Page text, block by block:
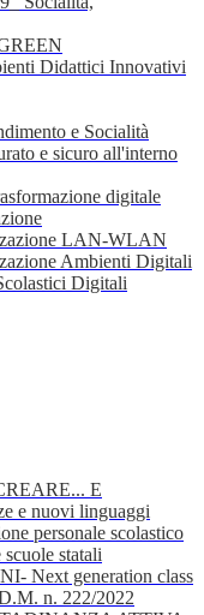
Didattici Innovativi
e Socialità
e sicuro all'interno
digitale
LAN-WLAN
Ambienti Digitali
Digitali
E
e nuovi linguaggi
personale scolastico
statali
Next generation class
n. 222/2022